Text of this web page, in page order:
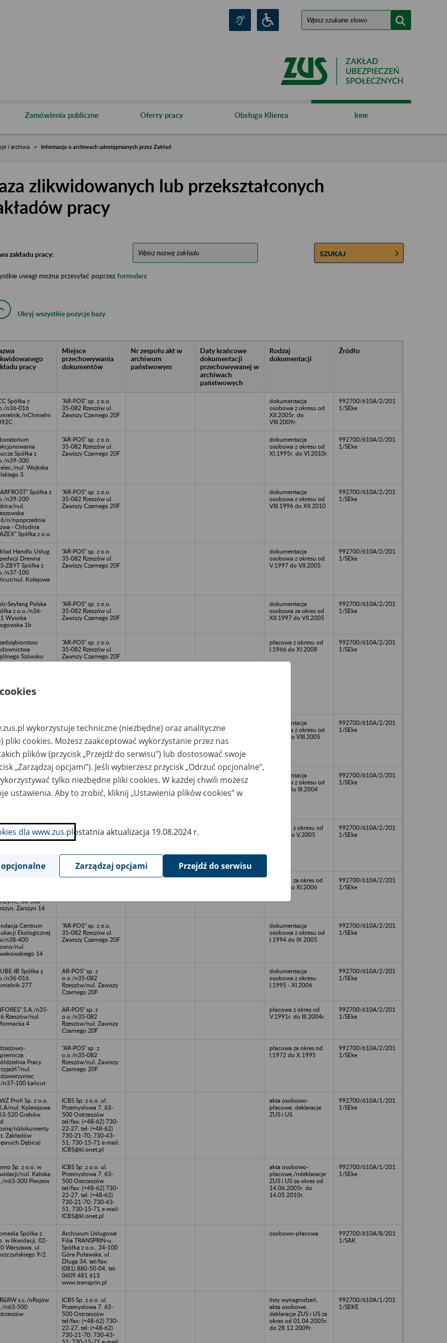
Zamówienia publiczne Oferty pracy Obsługa Klienta Inne
i archiwa Informacja o archiwach udostępnianych przez Zakład
zlikwidowanych lub przekształconych
pracy
zakładu pracy: SZUKAJ
uwagi można przesyłać poprzez formularz
Ukryj wszystkie pozycje bazy
pracy
Miejsce
przechowywania
dokumentów
Nr zespołu akt w
archiwum
państwowym
Daty krańcowe
dokumentacji
przechowywanej w
archiwach
państwowych
Rodzaj
dokumentacji
Źródło
Spółka z
n36-016
nChmielni
"AR-POS" sp. z o.o.
35-082 Rzeszów ul.
Zawiszy Czarnego 20F
dokumentacja
osobowa z okresu od
XII.2005r. do
VIII.2009r.
992700/610A/2/201
1/SEke
Spółka z
n39-300
nul. Wojkska
3
"AR-POS" sp. z o.o.
35-082 Rzeszów ul.
Zawiszy Czarnego 20F
dokumentacja
osobowa z okresu od
XI.1995r. do VI.2010r.
992700/610A/2/201
1/SEke
Spółka z
n39-200
nul.
n/npoprzednia
- Chłodnia
Spółka z o.o.
"AR-POS" sp. z o.o.
35-082 Rzeszów ul.
Zawiszy Czarnego 20F
dokumentacja
osobowa z okresu od
VIII.1996 do XII.2010
992700/610A/2/201
1/SEke
Handlu Usług
Drewna
ZBYT Spółka z
n37-100
nul. Kolejowa
"AR-POS" sp. z o.o.
35-082 Rzeszów ul.
Zawiszy Czarnego 20F
dokumentacja
osobowa z okresu od
V.1997 do VII.2005
992700/610A/2/201
1/SEke
Seyfang Polska
z o.o./n36-
Wysoka
1b
"AR-POS" sp. z o.o.
35-082 Rzeszów ul.
Zawiszy Czarnego 20F
dokumentacja
osobowa za okres od
XII.1997 do VII.2005
992700/610A/2/201
1/SEke
Szówsko
z o.o./n37-
"AR-POS" sp. z o.o.
35-082 Rzeszów ul.
Zawiszy Czarnego 20F
płacowa z okresu od
I.1966 do XI.2008
992700/610A/2/201
1/SEke
Zbożowo-
w
Spółka
o.o. 38-423
1
35-082 Rzeszów ul.
Zawiszy Czarnego 20F
dokumentacja
osobowa z okresu od
I.1987 do VIII.2005
992700/610A/2/201
1/SEke
Spółka z
n36-060 Głogów
"AR-POS" sp. z o.o.
35-082 Rzeszów ul.
Zawiszy Czarnego 20F
dokumentacja
osobowa z okresu od
II.1998 do III.2004
992700/610A/2/201
1/SEke
Spółdzielnia
w Iwoniczu
38
"AR-POS" sp. z o.o.,
35-082 Rzeszów ul.
Zawiszy Czarnego 20F
płacowa z okresu od
I.1955 do V.2005
992700/610A/2/201
1/SEke
38-530
Zarszyn 14
płacowa za okres od
I.1968 do XI.2006
992700/610A/2/201
1/SEke
Centrum
Ekologicznej
n38-400
nul.
14
"AR-POS" sp. z o.o.
35-082 Rzeszów ul.
Zawiszy Czarnego 20F
dokumentacja
osobowa z okresu od
I.1994 do IX 2005
992700/610A/2/201
1/SEke
IB Spółka z
n36-016
277
AR-POS" sp. z
o.o./n35-082
Rzeszów/nul. Zawiszy
Czarnego 20F
dokumentacja
osobowa z okresu
I.1995 - XI.2006
992700/610A/2/201
1/SEke
S.A./n35-
Rzeszów/nul.
4
AR-POS" sp. z
o.o./n35-082
Rzeszów/nul. Zawiszy
Czarnego 20F
płacowa z okres od
V.1991r. do III.2004r.
992700/610A/2/201
1/SEke
Pracy
nul.
n37-100 Łańcut
"AR-POS" sp. z
o.o./n35-082
Rzeszów/nul. Zawiszy
Czarnego 20F
płacowa za okres od
I.1972 do X.1995
992700/610A/2/201
1/SEke
Profi Sp. z o.o.
nul. Kolewjowa
520 Grabów
n(dokumenty
Zakładów
Dębica)
ICBS Sp. z o.o. ul.
Przemysłowa 7, 63-
500 Ostrzeszów
tel/fax: (+48-62) 730-
22-27, tel: (+48-62)
730-21-70; 730-43-
51; 730-15-71 e-mail:
ICBS@kl.onet.pl
akta osobowo-
płacowe, deklaracje
ZUS i US
992700/610A/1/201
1/SEke
Sp. z o.o. w
nul. Kaliska
n63-300 Pleszew
ICBS Sp. z o.o. ul.
Przemysłowa 7, 63-
500 Ostrzeszów
tel/fax: (+48-62) 730-
22-27, tel: (+48-62)
730-21-70; 730-43-
51; 730-15-71 e-mail:
ICBS@kl.onet.pl
akta osobowo-
płacowe,/ndeklaracje
ZUS i US za okres od
14.06.2005r. do
14.05.2010r.
992700/610A/1/201
1/SEke
Spółka z
w likwidacji, 02-
Warszawa, ul.
9/2
Archiwum Usługowe
Filia TRANSPRIN-u,
Spółka z o.o., 24-100
Góra Puławska, ul.
Długa 34, tel/fax:
(081) 880-50-04, tel:
0609 481 613
www.transprin.pl
osobowo-płacowa
992700/610A/8/201
1/SAK
s.c./nRojów
n63-500
ICBS Sp. z o.o. ul.
Przemysłowa 7, 63-
500 Ostrzeszów
tel/fax: (+48-62) 730-
22-27, tel: (+48-62)
730-21-70; 730-43-
listy wynagrodzeń,
akta osobowe,
deklaracje ZUS i US za
okres od 01.04.2005r.
do 28.12.2009r.
992700/610A/1/201
1/SEKE
wykorzystuje techniczne (niezbędne) oraz analityczne
pliki cookies. Możesz zaakceptować wykorzystanie przez nas
plików (przycisk „Przejdź do serwisu”) lub dostosować swoje
„Zarządzaj opcjami”). Jeśli wybierzesz przycisk „Odrzuć opcjonalne”,
tylko niezbędne pliki cookies. W każdej chwili możesz
ustawienia. Aby to zrobić, kliknij „Ustawienia plików cookies” w
dla www.zus.plostatnia aktualizacja 19.08.2024 r.
Zarządzaj opcjami Przejdź do serwisu